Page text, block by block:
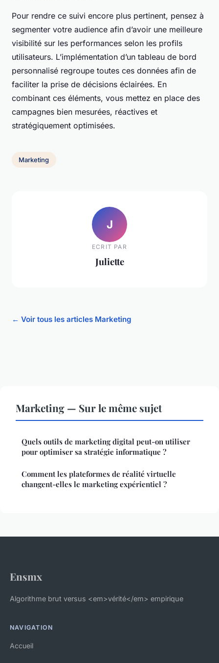
Pour rendre ce suivi encore plus pertinent, pensez à
segmenter votre audience afin d’avoir une meilleure
visibilité sur les performances selon les profils
utilisateurs. L’implémentation d’un tableau de bord
personnalisé regroupe toutes ces données afin de
faciliter la prise de décisions éclairées. En
combinant ces éléments, vous mettez en place des
campagnes bien mesurées, réactives et
stratégiquement optimisées.
Marketing
J
ECRIT PAR
Juliette
← Voir tous les articles Marketing
Marketing — Sur le même sujet
Quels outils de marketing digital peut-on utiliser
pour optimiser sa stratégie informatique ?
Comment les plateformes de réalité virtuelle
changent-elles le marketing expérientiel ?
Ensmx
Algorithme brut versus <em>vérité</em> empirique
NAVIGATION
Accueil